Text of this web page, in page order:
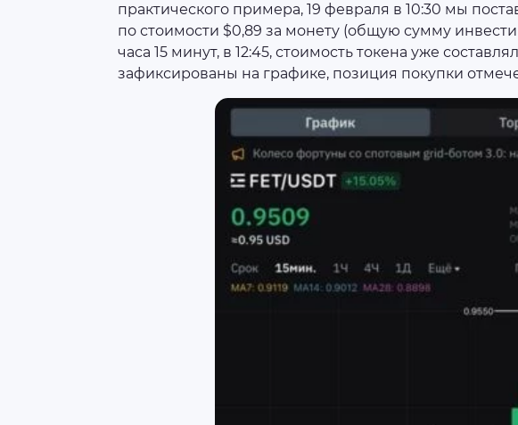
практического примера, 19 февраля в 10:30 мы
по стоимости $0,89 за монету (общую сумму
часа 15 минут, в 12:45, стоимость токена уже
зафиксированы на графике, позиция покупки